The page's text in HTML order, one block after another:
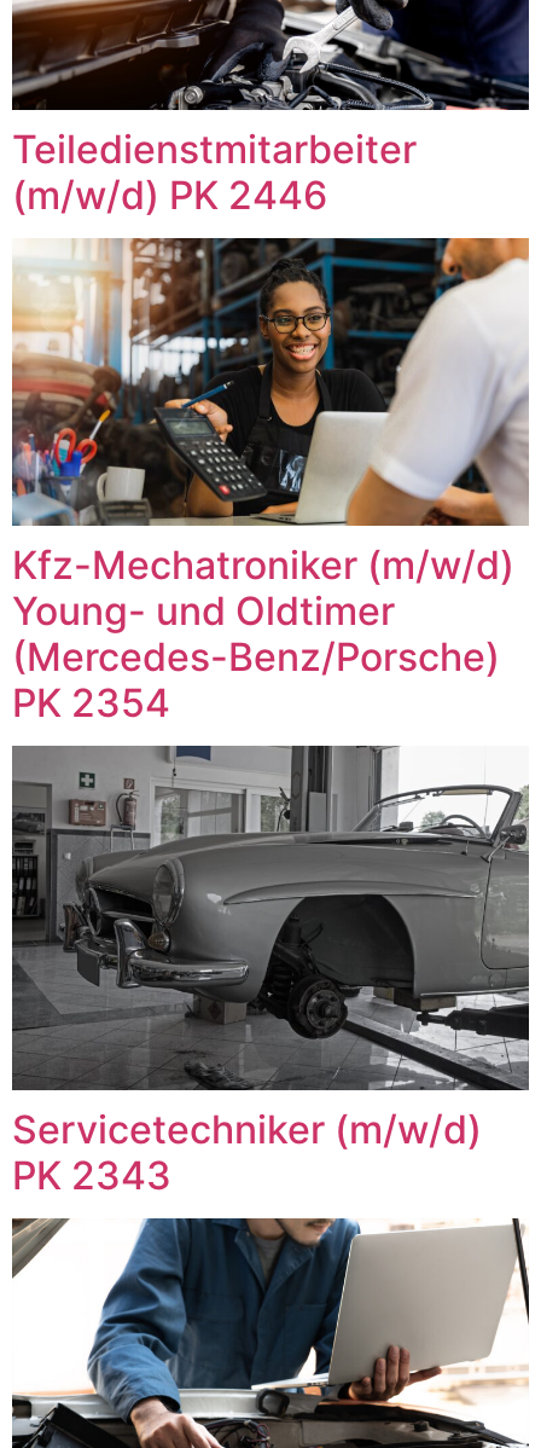
Teiledienstmitarbeiter
(m/w/d) PK 2446
Kfz-Mechatroniker (m/w/d)
Young- und Oldtimer
(Mercedes-Benz/Porsche)
PK 2354
Servicetechniker (m/w/d)
PK 2343